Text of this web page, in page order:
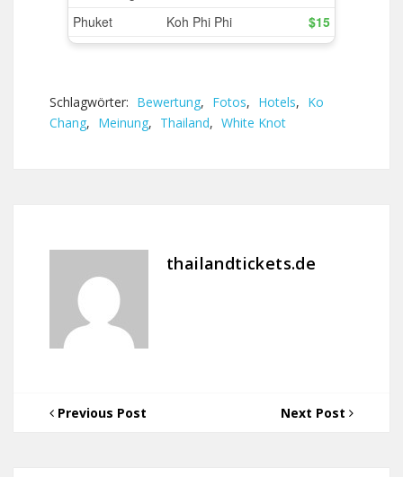
Schlagwörter: Bewertung, Fotos, Hotels, Ko
Chang, Meinung, Thailand, White Knot
thailandtickets.de
Previous Post Next Post